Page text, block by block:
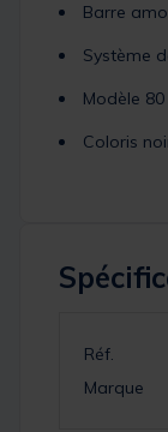
Barre
Système
Modèle
Coloris
Réf.
Marque